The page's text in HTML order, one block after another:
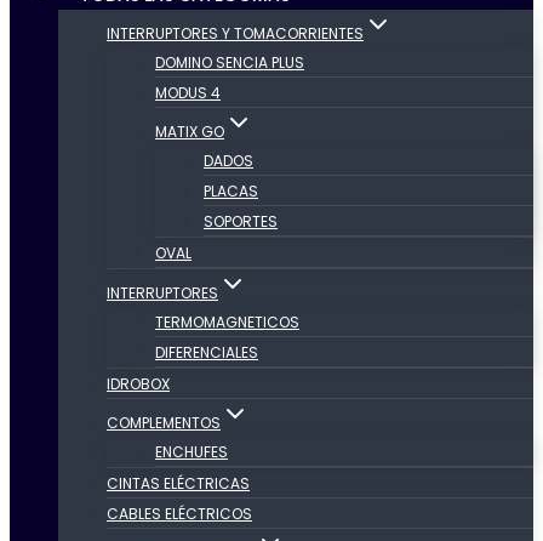
INTERRUPTORES Y TOMACORRIENTES
DOMINO SENCIA PLUS
MODUS 4
MATIX GO
DADOS
PLACAS
SOPORTES
OVAL
INTERRUPTORES
TERMOMAGNETICOS
DIFERENCIALES
IDROBOX
COMPLEMENTOS
ENCHUFES
CINTAS ELÉCTRICAS
CABLES ELÉCTRICOS